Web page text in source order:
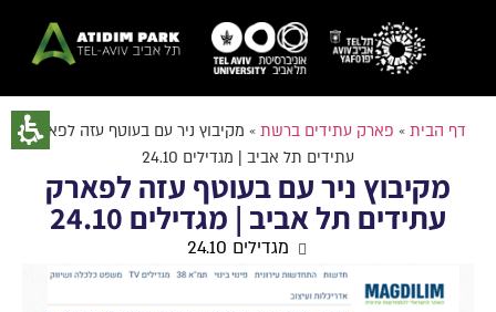
דף הבית » פארק עתידים ברשת » מקיבוץ ניר עם בעוטף עזה לפארק
עתידים תל אביב | מגדילים 24.10
מקיבוץ ניר עם בעוטף עזה לפארק
עתידים תל אביב | מגדילים 24.10
מגדילים 24.10